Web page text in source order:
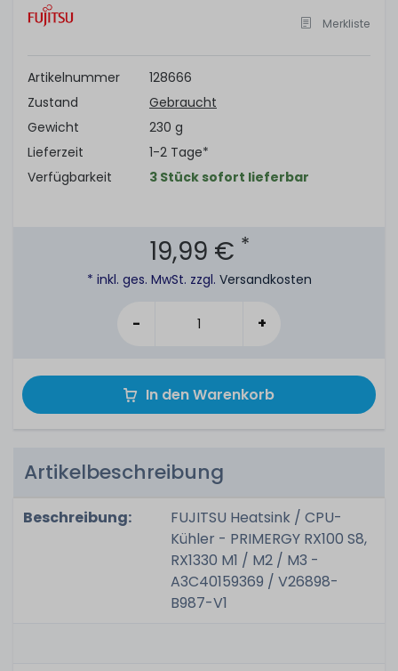
of
4
Merkliste
Artikelnummer
128666
Zustand
Gebraucht
Gewicht
230 g
Lieferzeit
1-2 Tage*
Verfügbarkeit
3 Stück sofort lieferbar
19,99 € *
* inkl. ges. MwSt. zzgl. Versandkosten
- +
In den Warenkorb
Artikelbeschreibung
Beschreibung:
FUJITSU Heatsink / CPU-
Kühler - PRIMERGY RX100 S8,
RX1330 M1 / M2 / M3 -
A3C40159369 / V26898-
B987-V1